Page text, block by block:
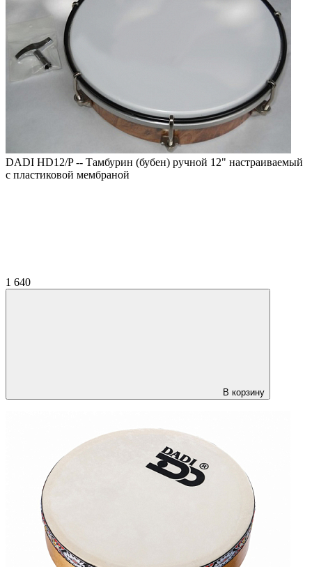
DADI HD12/P -- Тамбурин (бубен) ручной 12" настраиваемый
с пластиковой мембраной
1 640
В корзину